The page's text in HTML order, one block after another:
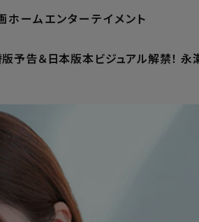
ホームエンターテイメント
ム ニュース 【4月18日は“スーパー
予告＆日本版本ビジュアル解禁！ 永